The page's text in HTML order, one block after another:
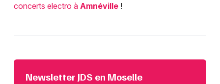
concerts electro à Amnéville !
Newsletter JDS en Moselle